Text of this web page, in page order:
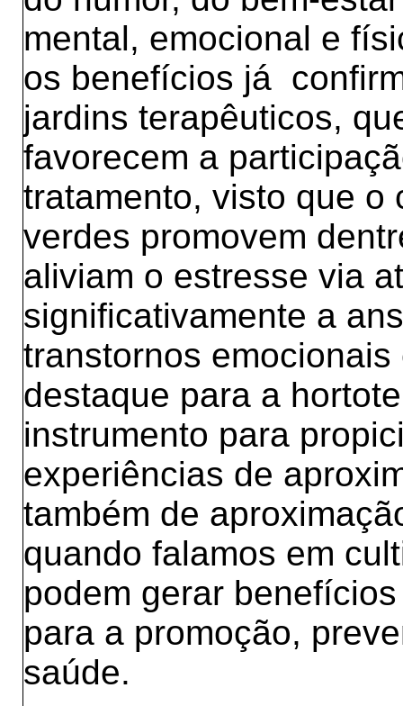
mental, emocional e
os benefícios já
jardins terapêuticos,
favorecem a
tratamento, visto que o
verdes promovem
aliviam o estresse via
significativamente a
transtornos
destaque para a
instrumento para
experiências de
também de
quando falamos em
podem gerar
para a promoção,
saúde.